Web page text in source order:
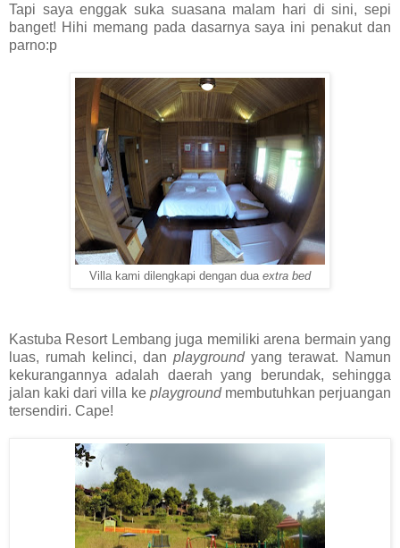
Tapi saya enggak suka suasana malam hari di sini, sepi
banget! Hihi memang pada dasarnya saya ini penakut dan
parno:p
Villa kami dilengkapi dengan dua extra bed
Kastuba Resort Lembang juga memiliki arena bermain yang
luas, rumah kelinci, dan playgroundyang terawat. Namun
kekurangannya adalah daerah yang berundak, sehingga
jalan kaki dari villa ke playgroundmembutuhkan perjuangan
tersendiri. Cape!